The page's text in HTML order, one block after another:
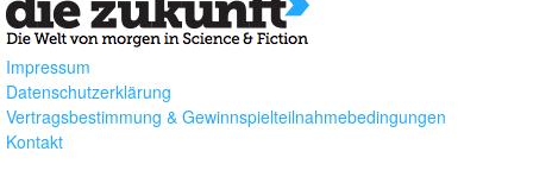
Impressum
Datenschutzerklärung
Vertragsbestimmung & Gewinnspielteilnahmebedingungen
Kontakt